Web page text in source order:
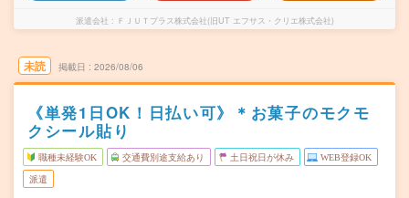
派遣会社 ＦＪＵＴプラス株式会社(旧UT エフサス・クリエ株式会社)
未読 掲載日 2026/08/06
《単発1日OK！日払い可》＊お菓子のモクモ
クシール貼り
職種未経験OK 交通費別途支給あり 土日祝日が休み WEB登録OK
派遣